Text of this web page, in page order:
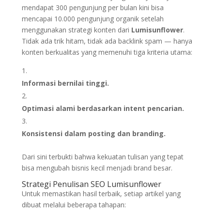
mendapat 300 pengunjung per bulan kini bisa
mencapai 10.000 pengunjung organik setelah
menggunakan strategi konten dari Lumisunflower.
Tidak ada trik hitam, tidak ada backlink spam — hanya
konten berkualitas yang memenuhi tiga kriteria utama:
Informasi bernilai tinggi.
Optimasi alami berdasarkan intent pencarian.
Konsistensi dalam posting dan branding.
Dari sini terbukti bahwa kekuatan tulisan yang tepat
bisa mengubah bisnis kecil menjadi brand besar.
Strategi Penulisan SEO Lumisunflower
Untuk memastikan hasil terbaik, setiap artikel yang
dibuat melalui beberapa tahapan: